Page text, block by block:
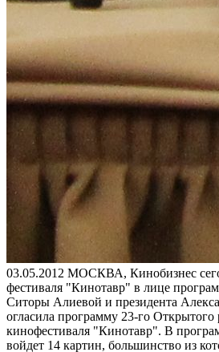
03.05.2012 МОСКВА, Кинобизнес
фестиваля "Кинотавр" в лице
Ситоры Алиевой и президента
огласила программу 23-го Открытого
кинофестиваля "Кинотавр". В
войдет 14 картин, большинство из